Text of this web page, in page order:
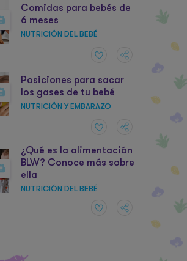
NUTRICIÓN DEL BEBÉ
Comidas para bebés de
6 meses
NUTRICIÓN Y EMBARAZO
Posiciones para sacar
los gases de tu bebé
NUTRICIÓN DEL BEBÉ
¿Qué es la alimentación
BLW? Conoce más sobre
ella